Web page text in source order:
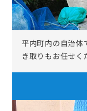
平内町内の自治体
き取りもお任せく